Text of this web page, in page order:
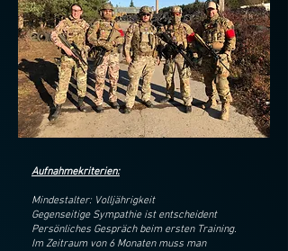
Aufnahmekriterien:
Mindestalter: Volljährigkeit
Gegenseitige Sympathie ist entscheident
Persönliches Gespräch beim ersten Training.
Im Zeitraum von 6 Monaten muss man